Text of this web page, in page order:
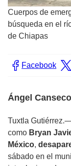
Cuerpos de
búsqueda en el
de Chiapas
Facebook
Ángel
Tuxtla
como Bryan
México,
sábado en el